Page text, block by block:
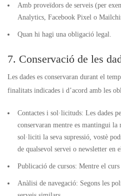
Amb proveïdors de serveis (per
Analytics, Facebook Pixel o
Quan hi hagi una obligació legal.
7. Conservació de les
Les dades es conservaran durant el
finalitats indicades i d’acord amb les
Contactes i sol·licituds: Les dades
conservaran mentre es mantingui
sol·liciti la seva supressió, vostè
de qualsevol servei o newsletter en
Publicació de cursos: Mentre el
Anàlisi de navegació: Segons les